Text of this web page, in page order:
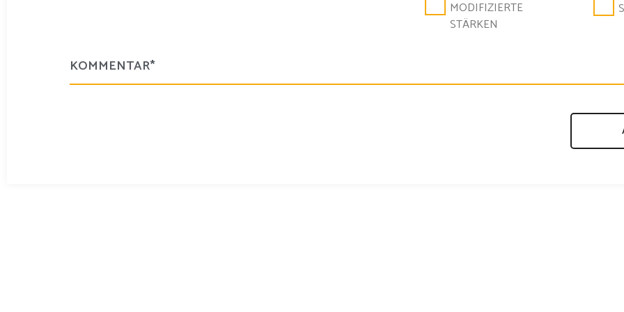
MODIFIZIERTE
STÄRKEN